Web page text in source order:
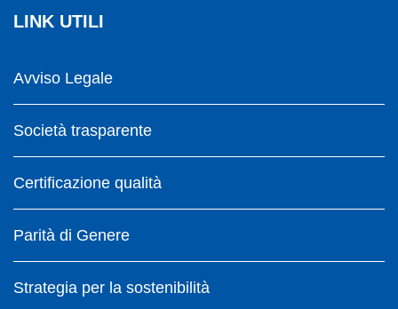
LINK UTILI
Avviso Legale
Società trasparente
Certificazione qualità
Parità di Genere
Strategia per la sostenibilità